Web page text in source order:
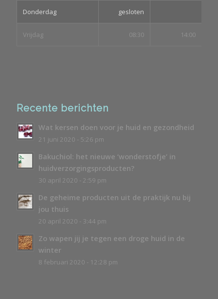
Donderdag gesloten
Vrijdag 08:30 14:00
Recente berichten
Wat kersen doen voor je huid en gezondheid
21 juni 2020 - 5:26 pm
Bakuchiol: het nieuwe ‘wonderstofje’ in
huidverzorgingsproducten?
30 april 2020 - 2:59 pm
De geheime producten uit de praktijk nu bij
jou thuis
20 april 2020 - 3:44 pm
Zo wapen jij je tegen een droge huid in de
winter
8 februari 2020 - 12:28 pm